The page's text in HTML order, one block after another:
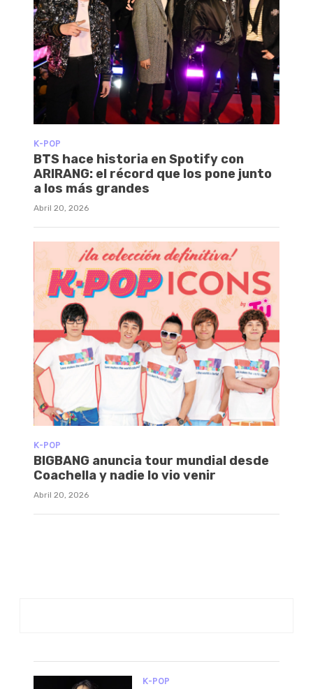
K-POP
BTS hace historia en Spotify con
ARIRANG: el récord que los pone junto
a los más grandes
Abril 20, 2026
K-POP
BIGBANG anuncia tour mundial desde
Coachella y nadie lo vio venir
Abril 20, 2026
K-POP